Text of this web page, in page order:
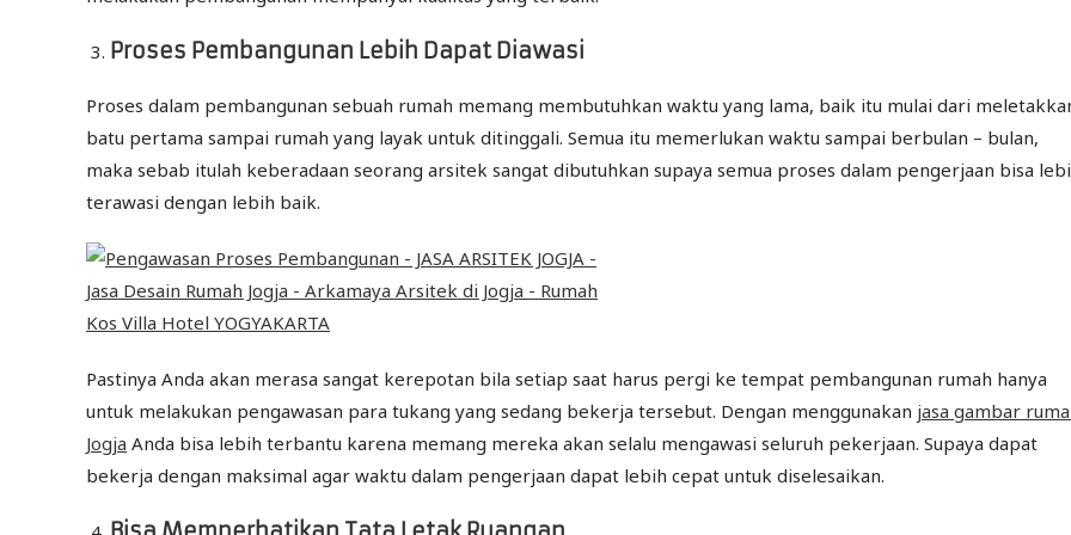
Proses Pembangunan Lebih Dapat Diawasi
Proses dalam pembangunan sebuah rumah memang membutuhkan waktu yang lama, baik itu mulai dari
batu pertama sampai rumah yang layak untuk ditinggali. Semua itu memerlukan waktu sampai berbulan – bulan,
maka sebab itulah keberadaan seorang arsitek sangat dibutuhkan supaya semua proses dalam pengerjaan bisa
terawasi dengan lebih baik.
Pastinya Anda akan merasa sangat kerepotan bila setiap saat harus pergi ke tempat pembangunan rumah hanya
untuk melakukan pengawasan para tukang yang sedang bekerja tersebut. Dengan menggunakan jasa gambar
Jogja Anda bisa lebih terbantu karena memang mereka akan selalu mengawasi seluruh pekerjaan. Supaya dapat
bekerja dengan maksimal agar waktu dalam pengerjaan dapat lebih cepat untuk diselesaikan.